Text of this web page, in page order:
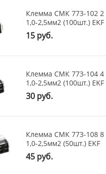
Клемма СМК 773-102 2
1,0-2,5мм2 (100шт.) EKF
15 руб.
Клемма СМК 773-104 4
1,0-2,5мм2 (100шт.) EKF
30 руб.
Клемма СМК 773-108 8
1,0-2,5мм2 (50шт.) EKF
45 руб.